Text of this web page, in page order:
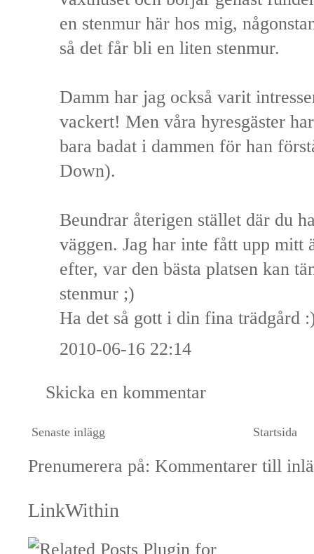
en stenmur här hos mig,
så det får bli en liten stenmur.
Damm har jag också varit
vackert! Men våra hyresgäster
bara badat i dammen för han
Down).
Beundrar återigen stället där du
väggen. Jag har inte fått upp mitt
efter, var den bästa platsen kan
stenmur ;)
Ha det så gott i din fina trädgård
2010-06-16 22:14
Skicka en kommentar
Senaste inlägg Startsida
Prenumerera på: Kommentarer till
LinkWithin